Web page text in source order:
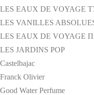
LES EAUX DE
LES VANILLES
LES EAUX DE
LES JARDINS POP
Castelbajac
Franck Olivier
Good Water Perfume